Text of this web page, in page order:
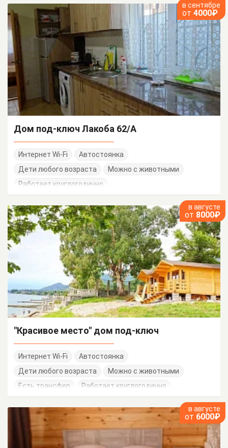
в сентябре
от 4000₽
Дом под-ключ Лакоба 62/А
Интернет Wi-Fi
Автостоянка
Дети любого возраста
Можно с животными
Работает круглогодично
в августе
от 8000₽
"Красивое место" дом под-ключ
Интернет Wi-Fi
Автостоянка
Дети любого возраста
Можно с животными
Есть трансфер
Работает круглогодично
в августе
от 6000₽